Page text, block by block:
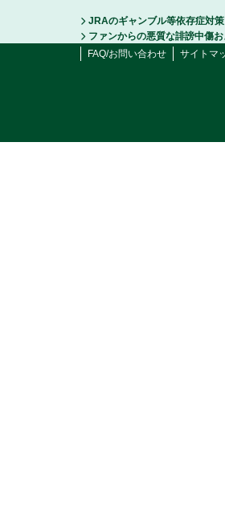
JRAのギャンブル等依存症対策
ファンからの悪質な誹謗中傷
FAQ/お問い合わせ
サイトマ